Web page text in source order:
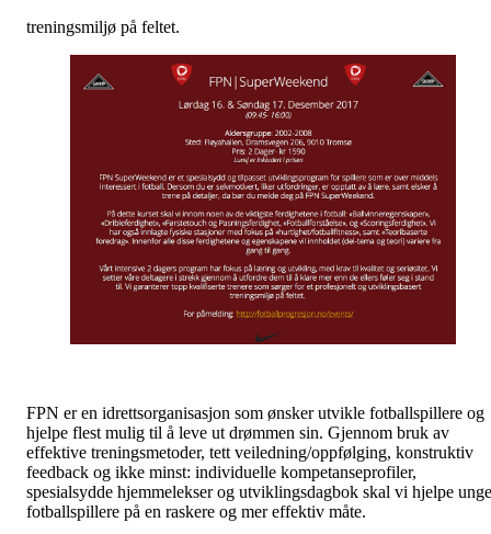
treningsmiljø på feltet.
FPN er en idrettsorganisasjon som ønsker utvikle fotballspillere og
hjelpe flest mulig til å leve ut drømmen sin. Gjennom bruk av
effektive treningsmetoder, tett veiledning/oppfølging, konstruktiv
feedback og ikke minst: individuelle kompetanseprofiler,
spesialsydde hjemmelekser og utviklingsdagbok skal vi hjelpe unge
fotballspillere på en raskere og mer effektiv måte.